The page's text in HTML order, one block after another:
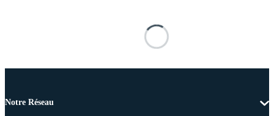
Notre Réseau